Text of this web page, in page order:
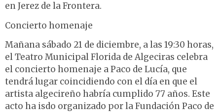
en Jerez de la Frontera.
Concierto homenaje
Mañana sábado 21 de diciembre, a las 19:30 horas,
el Teatro Municipal Florida de Algeciras celebra
el concierto homenaje a Paco de Lucía, que
tendrá lugar coincidiendo con el día en que el
artista algecireño habría cumplido 77 años. Este
acto ha isdo organizado por la Fundación Paco de